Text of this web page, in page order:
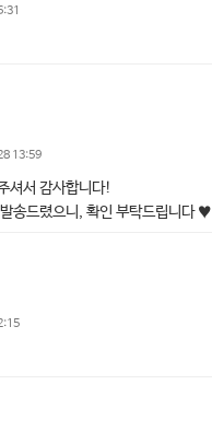
13:59
셔서 감사합니다!
송드렸으니, 확인 부탁드립니다 ♥